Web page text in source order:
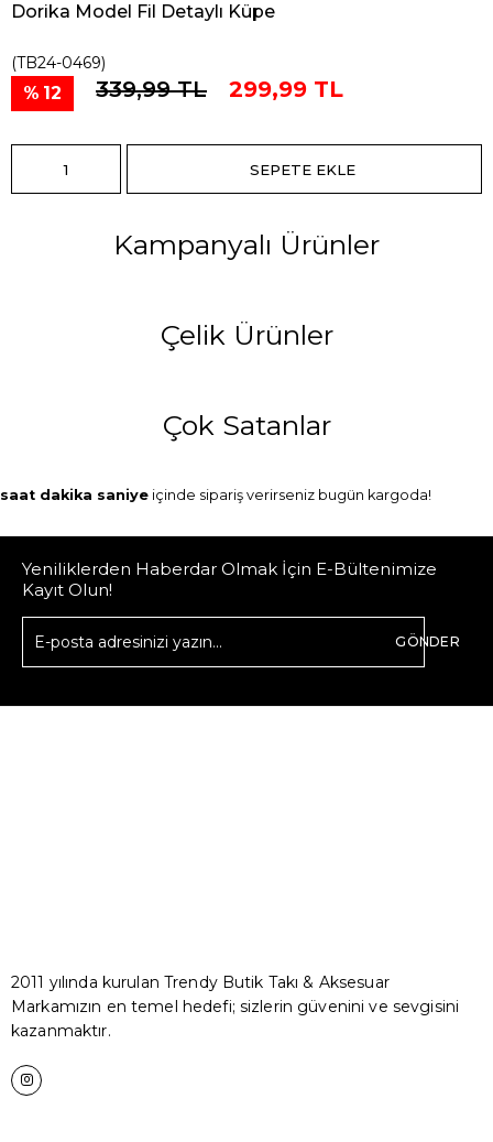
Dorika Model Fil Detaylı Küpe
(TB24-0469)
12 339,99 TL 299,99 TL
Kampanyalı Ürünler
Çelik Ürünler
Çok Satanlar
saat dakika saniye içinde sipariş verirseniz bugün kargoda!
Yeniliklerden Haberdar Olmak İçin E-Bültenimize
Kayıt Olun!
GÖNDER
2011 yılında kurulan Trendy Butik Takı & Aksesuar
Markamızın en temel hedefi; sizlerin güvenini ve sevgisini
kazanmaktır.